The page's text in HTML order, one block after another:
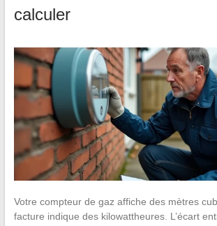
calculer
Votre compteur de gaz affiche des mètres
facture indique des kilowattheures. L’écart